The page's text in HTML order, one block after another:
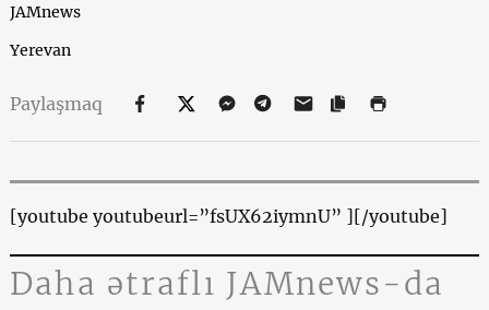
JAMnews
Yerevan
Paylaşmaq
[youtube youtubeurl=”fsUX62iymnU” ][/youtube]
Daha ətraflı JAMnews-da